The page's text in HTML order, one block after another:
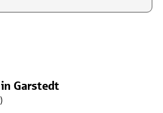
in Garstedt